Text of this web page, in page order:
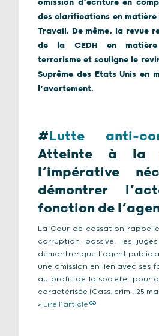
omission d’écriture en
des clarifications en matière
Travail. De même, la revue
de la CEDH en matière
terrorisme et souligne le
Suprême des Etats Unis en
l’avortement.
#Lutte anti-
Atteinte à la
l’impérative
démontrer
fonction de
La Cour de cassation
corruption passive, les
démontrer que l’agent public
une omission en lien avec ses
au profit de la société, pour
caractérisée (Cass. crim., 25 mai
> Lire l’article